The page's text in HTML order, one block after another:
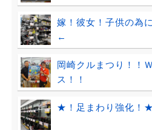
嫁！彼女！子供の為
←
岡崎クルまつり！！
ス！！
★！足まわり強化！★